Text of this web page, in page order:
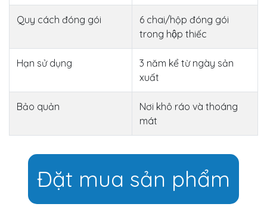
Quy cách đóng gói
6 chai/hộp đóng gói
trong hộp thiếc
Hạn sử dụng
3 năm kể từ ngày sản
xuất
Bảo quản
Nơi khô ráo và thoáng
mát
Đặt mua sản phẩm